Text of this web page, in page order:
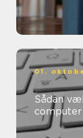
01.
Sådan
computer